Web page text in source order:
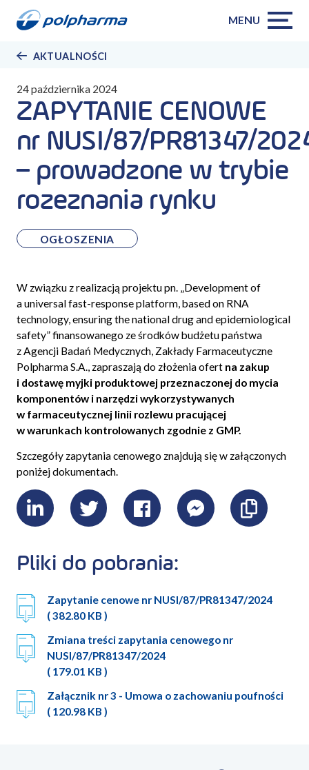
MENU
AKTUALNOŚCI
24 października 2024
ZAPYTANIE CENOWE
nr NUSI/87/PR81347/
– prowadzone w trybie
rozeznania rynku
OGŁOSZENIA
W związku z realizacją projektu pn. „Development of
a universal fast-response platform, based on RNA
technology, ensuring the national drug and epidemiological
safety” finansowanego ze środków budżetu państwa
z Agencji Badań Medycznych, Zakłady Farmaceutyczne
Polpharma S.A., zapraszają do złożenia ofert na zakup
i dostawę myjki produktowej przeznaczonej do mycia
komponentów i narzędzi wykorzystywanych
w farmaceutycznej linii rozlewu pracującej
w warunkach kontrolowanych zgodnie z GMP.
Szczegóły zapytania cenowego znajdują się w załączonych
poniżej dokumentach.
LinkedInTwitterFacebookMessenger
Pliki do pobrania:
Zapytanie cenowe nr NUSI/87/PR81347/2024
( 382.80 KB )
Zmiana treści zapytania cenowego nr
NUSI/87/PR81347/2024
( 179.01 KB )
Załącznik nr 3 - Umowa o zachowaniu poufności
( 120.98 KB )